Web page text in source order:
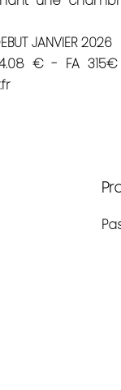
JANVIER 2026
€ - FA